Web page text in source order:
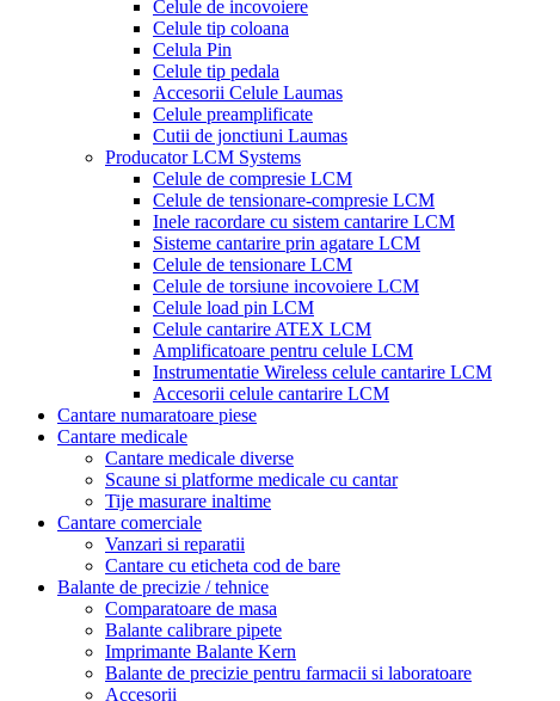
Celule de incovoiere
Celule tip coloana
Celula Pin
Celule tip pedala
Accesorii Celule Laumas
Celule preamplificate
Cutii de jonctiuni Laumas
Producator LCM Systems
Celule de compresie LCM
Celule de tensionare-compresie LCM
Inele racordare cu sistem cantarire LCM
Sisteme cantarire prin agatare LCM
Celule de tensionare LCM
Celule de torsiune incovoiere LCM
Celule load pin LCM
Celule cantarire ATEX LCM
Amplificatoare pentru celule LCM
Instrumentatie Wireless celule cantarire LCM
Accesorii celule cantarire LCM
Cantare numaratoare piese
Cantare medicale
Cantare medicale diverse
Scaune si platforme medicale cu cantar
Tije masurare inaltime
Cantare comerciale
Vanzari si reparatii
Cantare cu eticheta cod de bare
Balante de precizie / tehnice
Comparatoare de masa
Balante calibrare pipete
Imprimante Balante Kern
Balante de precizie pentru farmacii si laboratoare
Accesorii